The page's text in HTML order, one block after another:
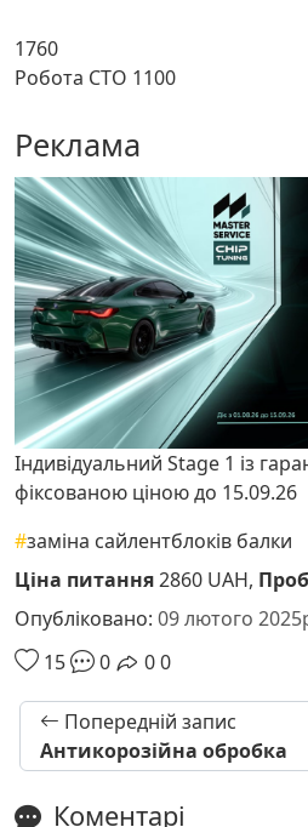
1760
Робота СТО 1100
Реклама
Індивідуальний Stage 1 із
фіксованою ціною до 15.09.26
#заміна сайлентблоків балки
Ціна питання2860 UAH,
Опубліковано: 09 лютого
15
0 00
Попередній запис
Антикорозійна обробка
Коментарі